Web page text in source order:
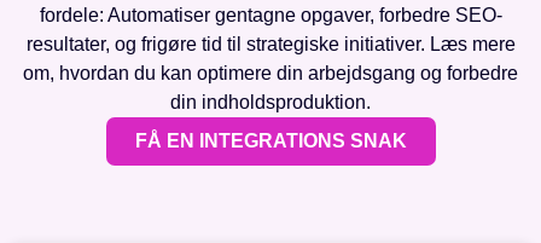
fordele: Automatiser gentagne opgaver, forbedre SEO-
resultater, og frigøre tid til strategiske initiativer. Læs mere
om, hvordan du kan optimere din arbejdsgang og forbedre
din indholdsproduktion.
FÅ EN INTEGRATIONS SNAK